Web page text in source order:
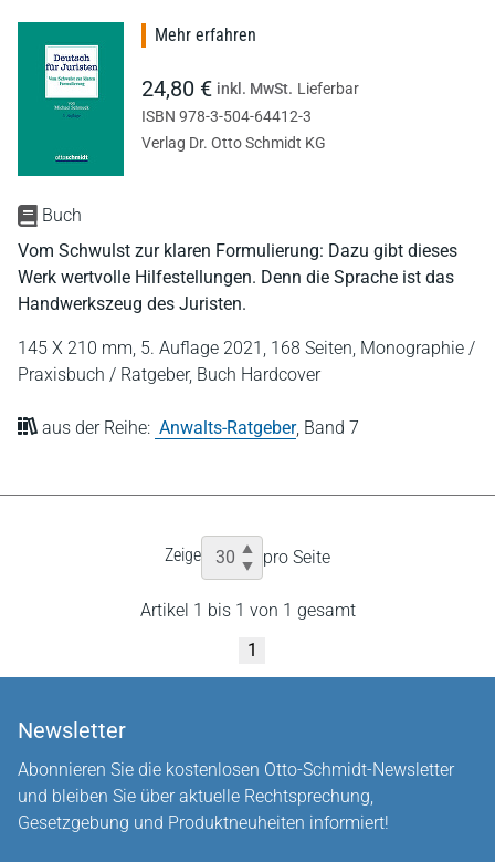
Buch
Vom Schwulst zur klaren Formulierung: Dazu gibt dieses
Werk wertvolle Hilfestellungen. Denn die Sprache ist das
Handwerkszeug des Juristen.
145 X 210 mm, 5. Auflage 2021, 168 Seiten, Monographie /
Praxisbuch / Ratgeber, Buch Hardcover
aus der Reihe: Anwalts-Ratgeber, Band 7
Mehr erfahren
24,80 € inkl. MwSt. Lieferbar
ISBN 978-3-504-64412-3
Verlag Dr. Otto Schmidt KG
Zeige pro Seite
Artikel 1 bis 1 von 1 gesamt
1
Newsletter
Abonnieren Sie die kostenlosen Otto-Schmidt-Newsletter
und bleiben Sie über aktuelle Rechtsprechung,
Gesetzgebung und Produktneuheiten informiert!